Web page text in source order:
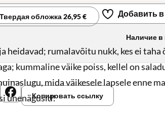
Твердая обложка 26,95 €
heidavad; rumalavõitu nukk, kes ei
kummaline väike poiss, kellel on
mida väikesele lapsele enne
unenägusid!
Добавить
Наличие в
Meta Копировать ссылку